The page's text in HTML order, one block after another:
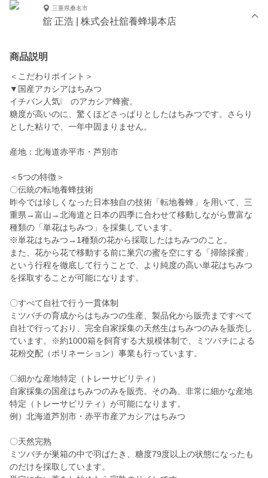
三重県桑名市
舘 正浩 | 株式会社舘養蜂場本店
商品説明
＜こだわりポイント＞
▼国産アカシアはちみつ
イチバン人気❕ のアカシア蜂蜜。
糖度が高いのに、驚くほどさっぱりとしたはちみつです。さらり
とした粘りで、一年中固まりません。
産地：北海道赤平市・芦別市
＜5つの特徴＞
〇伝統の転地養蜂技術
昨今では珍しくなった日本独自の技術「転地養蜂」を用いて、三
重県→富山→北海道と日本の四季に合わせて移動しながら豊富な
種類の「単花はちみつ」を採集しています。
※単花はちみつ→1種類の花から採取したはちみつのこと。
また、花から花で移動する前に巣穴の蜜を空にする「掃除採蜜」
という行程を徹底して行うことで、より純度の高い単花はちみつ
を採取することが可能になります。
〇すべて自社で行う一貫体制
ミツバチの育成からはちみつの生産、製品化から販売まですべて
自社で行っており、完全自家採集の天然生はちみつのみを販売し
ています。※約1000箱を飼育する大規模体制で、ミツバチによる
花粉交配（ポリネーション）事業も行っています。
〇細かな産地特定（トレーサビリティ）
自家採集の国産はちみつのみを販売。その為、非常に細かな産地
特定（トレーサビリティ）が可能になります。
例）北海道芦別市・赤平市産アカシアはちみつ
〇天然完熟
ミツバチが巣箱の中で羽ばたき、糖度79度以上の状態になったも
のだけを採取しています。